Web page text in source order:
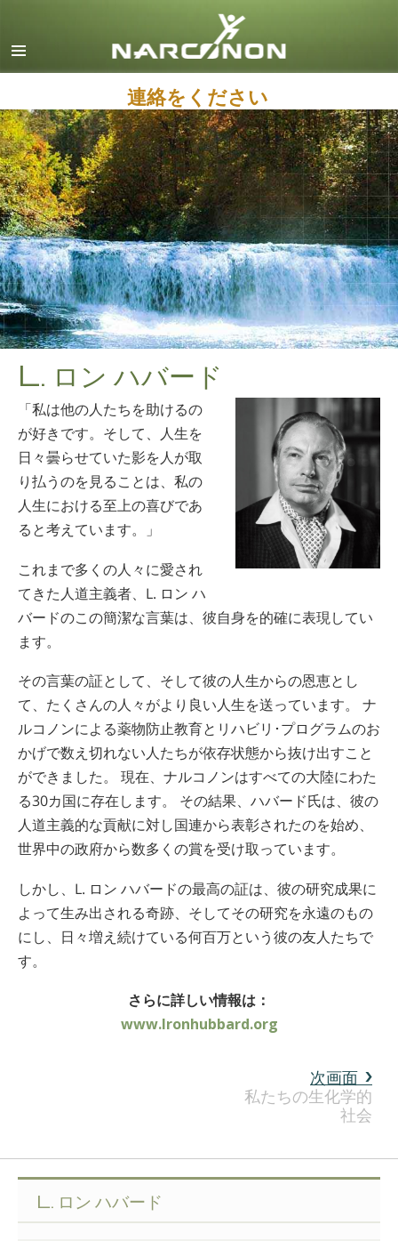
デンマーク語
ドイツ語
ギリシャ語
スペイン語（ラテン）
フランス語
ヘブライ語
マジャール語
イタリア語
日本語
マケドニア語
ノルウェー語
ポルトガル語
ロシア語
スウェーデン語
中国語（繁体字）
アラビア語
トルコ語
すべての地域/言語
連絡をください
L. ロン ハバード
「私は他の人たちを助けるの
が好きです。そして、人生を
日々曇らせていた影を人が取
り払うのを見ることは、私の
人生における至上の喜びであ
ると考えています。」
これまで多くの人々に愛され
てきた人道主義者、L. ロン ハ
バードのこの簡潔な言葉は、彼自身を的確に表現してい
ます。
その言葉の証として、そして彼の人生からの恩恵とし
て、たくさんの人々がより良い人生を送っています。 ナ
ルコノンによる薬物防止教育とリハビリ･プログラムのお
かげで数え切れない人たちが依存状態から抜け出すこと
ができました。 現在、ナルコノンはすべての大陸にわた
る30カ国に存在します。 その結果、ハバード氏は、彼の
人道主義的な貢献に対し国連から表彰されたのを始め、
世界中の政府から数多くの賞を受け取っています。
しかし、L. ロン ハバードの最高の証は、彼の研究成果に
よって生み出される奇跡、そしてその研究を永遠のもの
にし、日々増え続けている何百万という彼の友人たちで
す。
さらに詳しい情報は：
www.lronhubbard.org
次画面
私たちの生化学的
社会
L. ロン ハバード